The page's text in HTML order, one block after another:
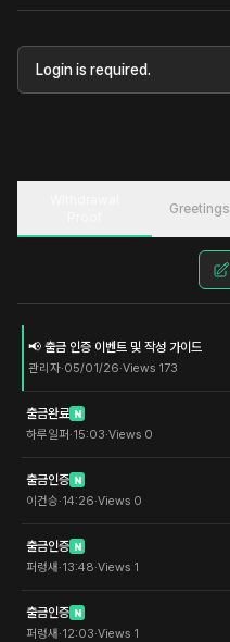
Login is required.
Greetings
📢 출금 인증 이벤트 및 작성 가이드
관리자·05/01/26·Views 173
출금완료 N
하루일퍼·15:03·Views 0
출금인증 N
이건승·14:26·Views 0
출금인증 N
퍼렁새 ·13:48·Views 1
출금인증 N
퍼렁새 ·12:03·Views 1